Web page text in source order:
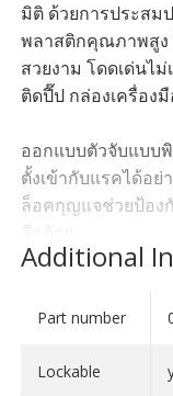
มิติ ด้วยการประสม
พลาสติกคุณภาพสูง
สวยงาม โดดเด่นไ
ติดปี๊ป กล่องเครื่อง
ออกแบบตัวจับแบบ
ตั้งเข้ากับแรคได้อย่
ล็อคกุญแจช่วยป้อง
"Made in
● ติดตั้งกับแรคขอ
● ฝาปิดล็อคได้ ทน
Additional
Part number
Lockable